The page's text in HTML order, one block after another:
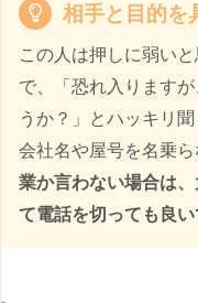
相手と目的を
この人は押しに弱い
で、「恐れ入ります
うか？」とハッキリ
会社名や屋号を名乗ら
業か言わない場合は
て電話を切っても良い